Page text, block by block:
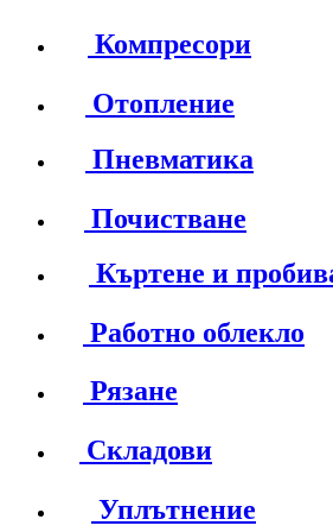
Компресори
Отопление
Пневматика
Почистване
Къртене и
Работно облекло
Рязане
Складови
Уплътнение